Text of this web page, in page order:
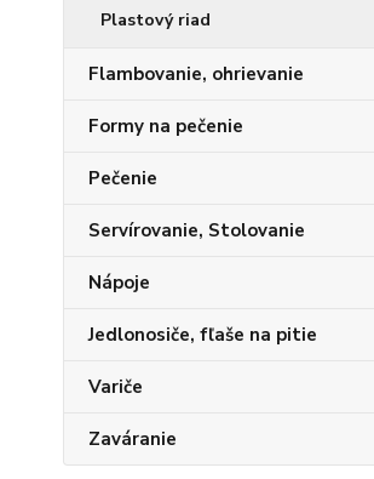
Plastový riad
Flambovanie, ohrievanie
Formy na pečenie
Pečenie
Servírovanie, Stolovanie
Nápoje
Jedlonosiče, fľaše na pitie
Variče
Zaváranie